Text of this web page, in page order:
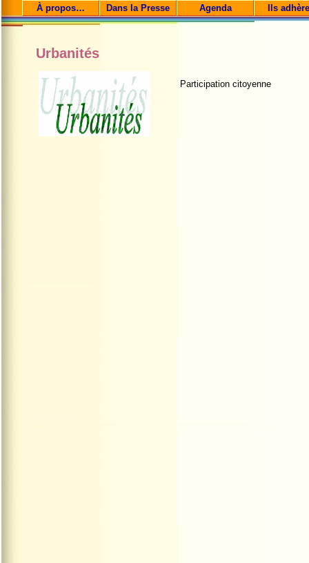
À propos… Dans la Presse Agenda Ils
Urbanités
Participation citoyenne